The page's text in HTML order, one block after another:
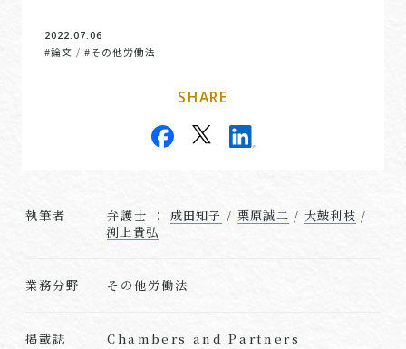
2022.07.06
#論文 / #その他労働法
SHARE
執筆者 弁護士 ： 成田知子 / 栗原誠二 / 大皷利枝 /
渕上貴弘
業務分野 その他労働法
掲載誌 Chambers and Partners